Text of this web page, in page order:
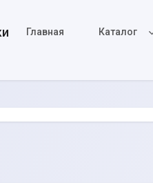
Главная Каталог